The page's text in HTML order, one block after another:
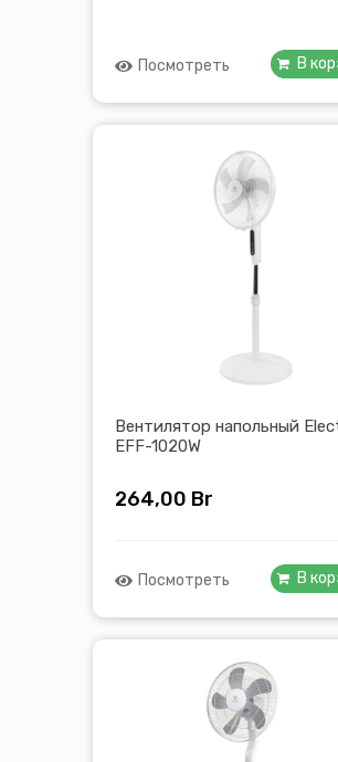
Посмотреть В
Вентилятор напольный
EFF-1020W
264,00 Br
Посмотреть В